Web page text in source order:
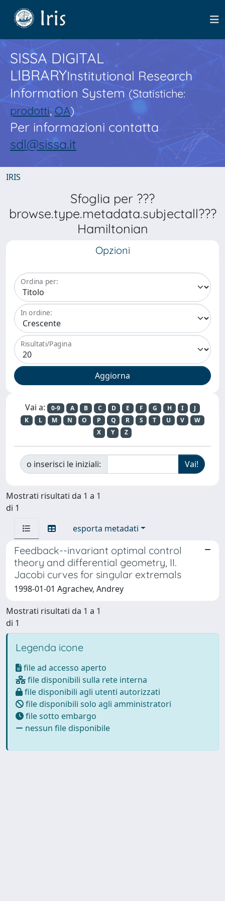
SISSA DIGITAL
LIBRARYInstitutional Research
Information System(Statistiche:
prodotti,OA)
Per informazioni contatta
sdl@sissa.it
IRIS
Sfoglia per ???
browse.type.metadata.subjectall???
Hamiltonian
Opzioni
Ordina per:
In ordine:
Risultati/Pagina
Vai a: 0-9 A B C D E F G H I
J
K
L M N O P Q R S T U V
W
X
Y Z
o inserisci le iniziali:
Mostrati risultati da 1 a 1
di 1
esporta metadati
Feedback--invariant optimal control
theory and differential geometry, II.
Jacobi curves for singular extremals
1998-01-01 Agrachev, Andrey
Mostrati risultati da 1 a 1
di 1
Legenda icone
file ad accesso aperto
file disponibili sulla rete interna
file disponibili agli utenti autorizzati
file disponibili solo agli amministratori
file sotto embargo
nessun file disponibile